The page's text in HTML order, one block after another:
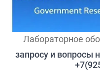
Лабораторное
запросу и вопросы